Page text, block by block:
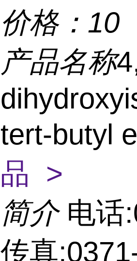
价格： 10
产品名称
tert-butyl
品 >
简介 电话
传真